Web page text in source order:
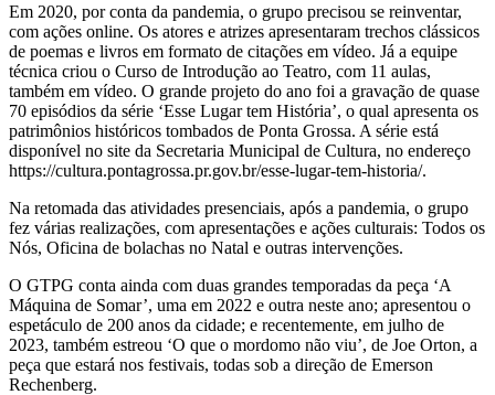
Em 2020, por conta da pandemia, o grupo precisou se reinventar,
com ações online. Os atores e atrizes apresentaram trechos clássicos
de poemas e livros em formato de citações em vídeo. Já a equipe
técnica criou o Curso de Introdução ao Teatro, com 11 aulas,
também em vídeo. O grande projeto do ano foi a gravação de quase
70 episódios da série ‘Esse Lugar tem História’, o qual apresenta os
patrimônios históricos tombados de Ponta Grossa. A série está
disponível no site da Secretaria Municipal de Cultura, no endereço
https://cultura.pontagrossa.pr.gov.br/esse-lugar-tem-historia/.
Na retomada das atividades presenciais, após a pandemia, o grupo
fez várias realizações, com apresentações e ações culturais: Todos os
Nós, Oficina de bolachas no Natal e outras intervenções.
O GTPG conta ainda com duas grandes temporadas da peça ‘A
Máquina de Somar’, uma em 2022 e outra neste ano; apresentou o
espetáculo de 200 anos da cidade; e recentemente, em julho de
2023, também estreou ‘O que o mordomo não viu’, de Joe Orton, a
peça que estará nos festivais, todas sob a direção de Emerson
Rechenberg.